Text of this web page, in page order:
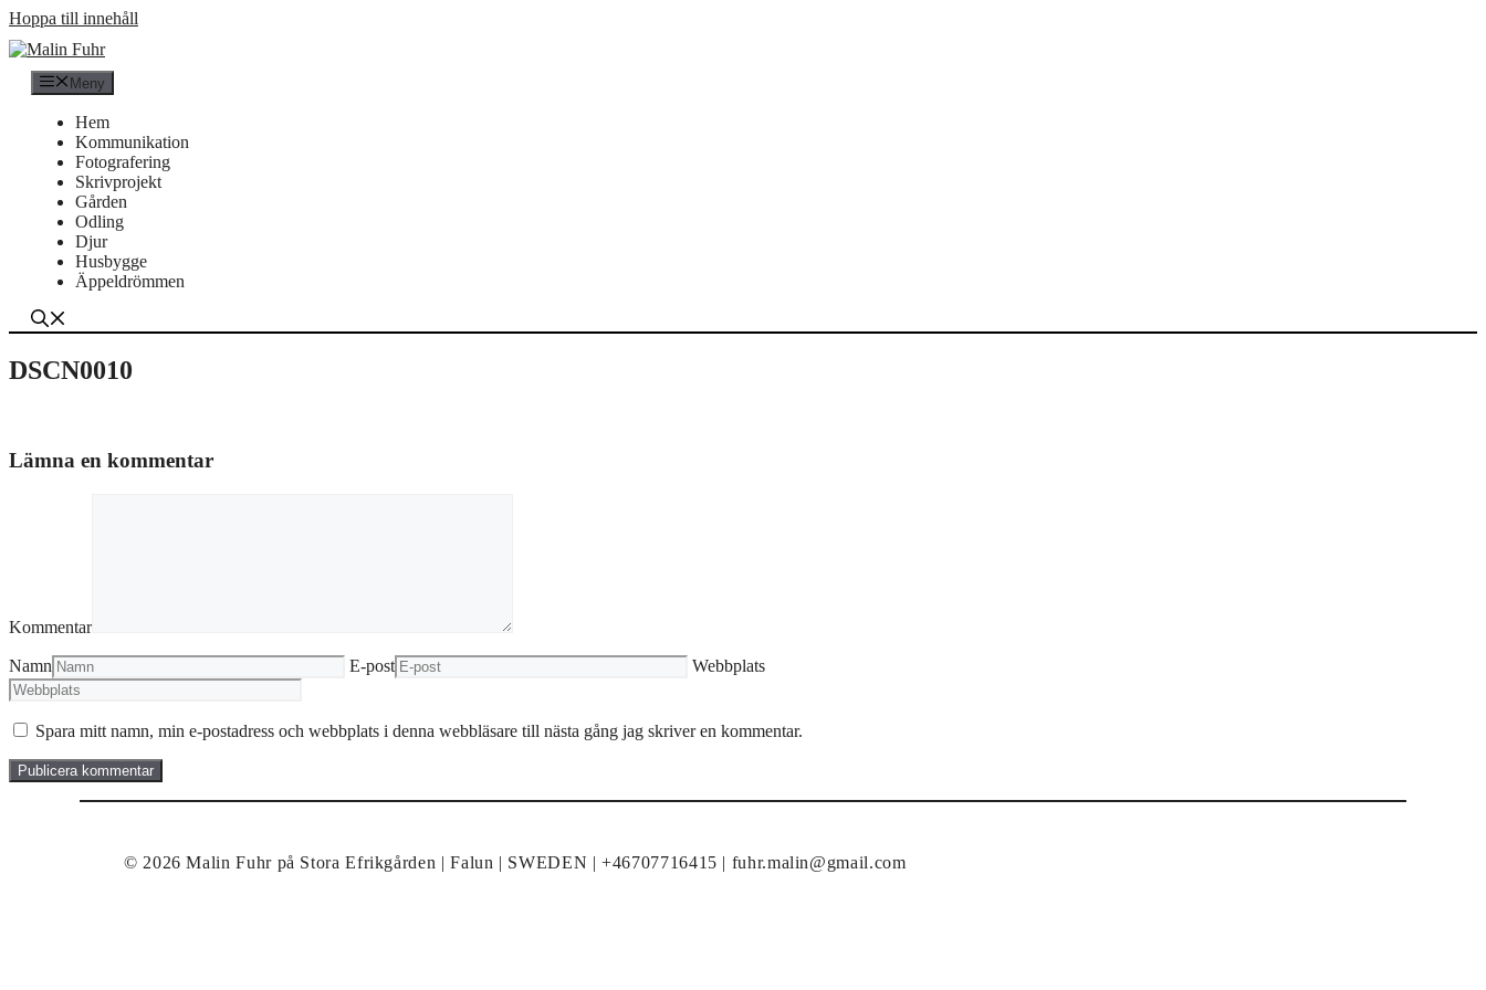
Hoppa till innehåll
Meny
Hem
Kommunikation
Fotografering
Skrivprojekt
Gården
Odling
Djur
Husbygge
Äppeldrömmen
DSCN0010
Lämna en kommentar
Kommentar
Namn E-post Webbplats
Spara mitt namn, min e-postadress och webbplats i denna webbläsare till nästa gång jag skriver en kommentar.
© 2026 Malin Fuhr på Stora Efrikgården | Falun | SWEDEN | +46707716415 | fuhr.malin@gmail.com